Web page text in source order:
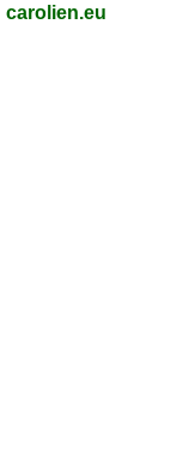
carolien.eu